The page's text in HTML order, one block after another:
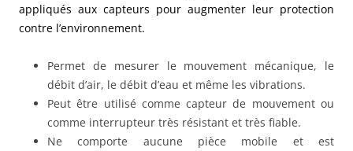
appliqués aux capteurs pour augmenter leur protection
contre l’environnement.
Permet de mesurer le mouvement mécanique, le
débit d’air, le débit d’eau et même les vibrations.
Peut être utilisé comme capteur de mouvement ou
comme interrupteur très résistant et très fiable.
Ne comporte aucune pièce mobile et est